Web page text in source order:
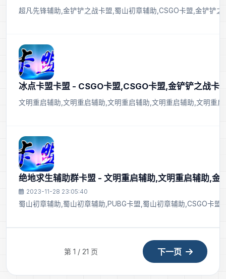
超凡先锋辅助,金铲铲之战卡盟,蜀山初章辅助,CSGO卡盟,金铲铲
冰点卡盟卡盟 - CSGO卡盟,CSGO卡盟,金铲铲之战卡
文明重启辅助,文明重启辅助,文明重启辅助,文明重启辅助,文明重
绝地求生辅助群卡盟 - 文明重启辅助,文明重启辅助,金
2023-11-28 23:05:40
蜀山初章辅助,蜀山初章辅助,PUBG卡盟,蜀山初章辅助,CSGO卡盟
第 1 / 21 页 下一页